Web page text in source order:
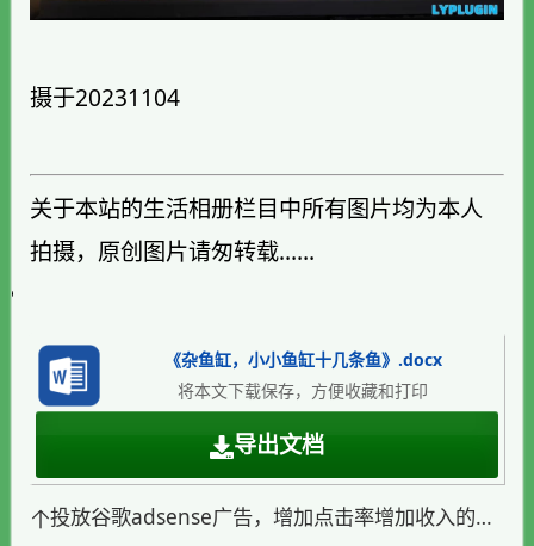
摄于20231104
关于本站的生活相册栏目中所有图片均为本人
拍摄，原创图片请匆转载……
《杂鱼缸，小小鱼缸十几条鱼》.docx
将本文下载保存，方便收藏和打印
导出文档
投放谷歌adsense广告，增加点击率增加收入的必要设置